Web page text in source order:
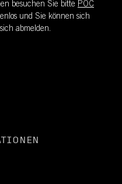
besuchen Sie bitte POC
und Sie können sich
abmelden.